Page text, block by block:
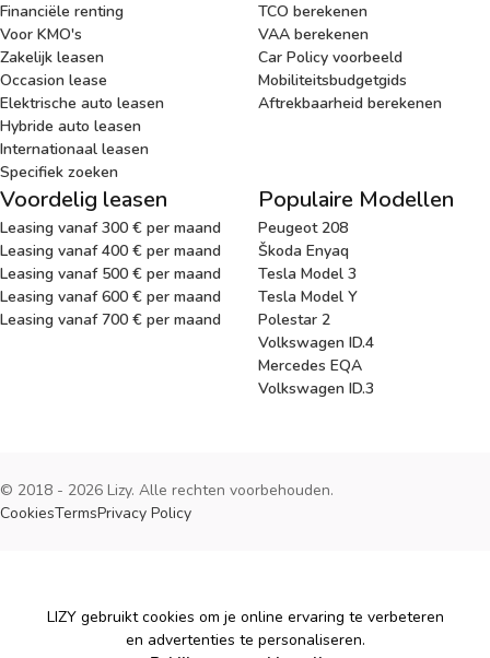
Financiële renting
Voor KMO's
Zakelijk leasen
Occasion lease
Elektrische auto leasen
Hybride auto leasen
Internationaal leasen
Specifiek zoeken
TCO berekenen
VAA berekenen
Car Policy voorbeeld
Mobiliteitsbudgetgids
Aftrekbaarheid berekenen
Voordelig leasen
Leasing vanaf 300 € per maand
Leasing vanaf 400 € per maand
Leasing vanaf 500 € per maand
Leasing vanaf 600 € per maand
Leasing vanaf 700 € per maand
Populaire Modellen
Peugeot 208
Škoda Enyaq
Tesla Model 3
Tesla Model Y
Polestar 2
Volkswagen ID.4
Mercedes EQA
Volkswagen ID.3
© 2018 - 2026 Lizy. Alle rechten voorbehouden.
CookiesTermsPrivacy Policy
Cookies
LIZY gebruikt cookies om je online ervaring te verbeteren
en advertenties te personaliseren.